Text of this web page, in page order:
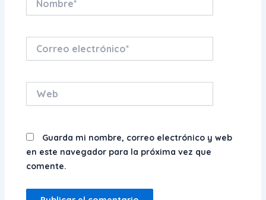
electrónico*
Guarda mi nombre, correo electrónico y web
en este navegador para la próxima vez que
comente.